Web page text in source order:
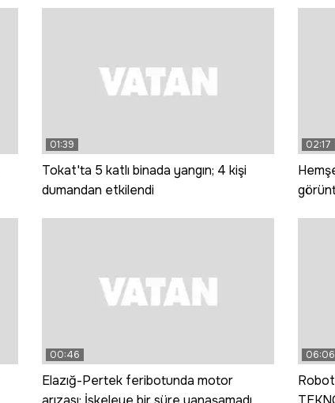
ekimi artırıldı
01:39
Tokat'ta 5 katlı binada yangın; 4 kişi
dumandan etkilendi
02:17
00:46
Elazığ-Pertek feribotunda motor
06:06